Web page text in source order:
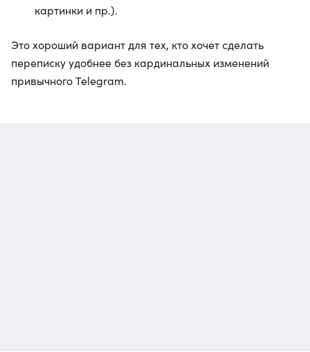
картинки и пр.).
Это хороший вариант для тех, кто хочет сделать
переписку удобнее без кардинальных изменений
привычного Telegram.